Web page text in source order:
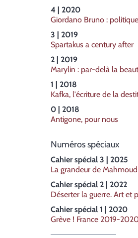
4 | 2020
Giordano Bruno :
3 | 2019
Spartakus a century after
2 | 2019
Marylin : par-delà la
1 | 2018
Kafka, l'écriture de la
0 | 2018
Antigone, pour nous
Numéros spéciaux
Cahier spécial 3 | 2025
La grandeur de
Cahier spécial 2 | 2022
Déserter la guerre. Art et
Cahier spécial 1 | 2020
Grève ! France 2019-